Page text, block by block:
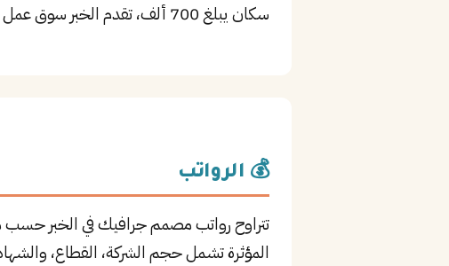
سكان يبلغ 700 ألف، تقدم الخبر سوق عمل نشطاً وفرص تطوير مهني مستمرة في مجال Creative.
💰 الرواتب
تتراوح رواتب مصمم جرافيك في الخبر حسب
المؤثرة تشمل حجم الشركة، القطاع،